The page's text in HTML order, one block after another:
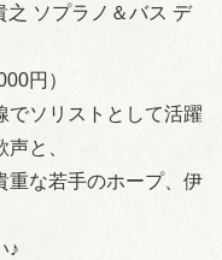
ソプラノ＆バス デ
円）
でソリストとして活躍
と、
重な若手のホープ、伊
♪